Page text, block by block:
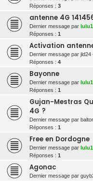
Réponses : 3
antenne 4G
Dernier message par
Réponses : 1
Activation
Dernier message par jld24
Réponses : 4
Bayonne
Dernier message par
Réponses : 1
Gujan-Mestras
4G ?
Dernier message par baltor
Réponses : 1
Free en Dordogne
Dernier message par
Réponses : 1
Agonac
Dernier message par